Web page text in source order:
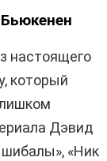
настоящего
который
Дэвид
«Ник